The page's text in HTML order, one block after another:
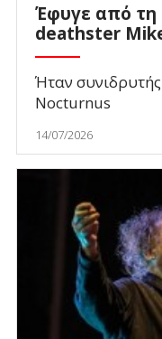
Έφυγε από
deathster
Ήταν
Nocturnus
14/07/2026